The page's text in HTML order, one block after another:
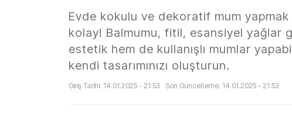
Evde kokulu ve dekoratif mum
kolay! Balmumu, fitil, esansiyel yağlar
estetik hem de kullanışlı mumlar
kendi tasarımınızı oluşturun.
Giriş Tarihi: 14.01.2025 - 21:53 Son Güncelleme: 14.01.2025 - 21:53